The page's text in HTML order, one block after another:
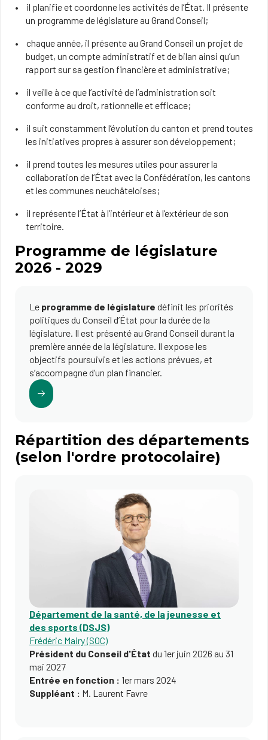
il planifie et coordonne les activités de l’État. Il présente
un programme de législature au Grand Conseil;
chaque année, il présente au Grand Conseil un projet de
budget, un compte administratif et de bilan ainsi qu’un
rapport sur sa gestion financière et administrative;
il veille à ce que l’activité de l’administration soit
conforme au droit, rationnelle et efficace;
il suit constamment l’évolution du canton et prend toutes
les initiatives propres à assurer son développement;
il prend toutes les mesures utiles pour assurer la
collaboration de l’État avec la Confédération, les cantons
et les communes neuchâteloises;
il représente l’État à l’intérieur et à l’extérieur de son
territoire.
Programme de législature
2026 - 2029
Le programme de législature définit les priorités
politiques du Conseil d’État pour la durée de la
législature. Il est présenté au Grand Conseil durant la
première année de la législature. Il expose les
objectifs poursuivis et les actions prévues, et
s’accompagne d’un plan financier.
Répartition des départements
(selon l'ordre protocolaire)
Département de la santé, de la jeunesse et
des sports (DSJS)
Frédéric Mairy (SOC)
Président du Conseil d'État du 1er juin 2026 au 31
mai 2027
Entrée en fonction : 1er mars 2024
Suppléant : M. Laurent Favre